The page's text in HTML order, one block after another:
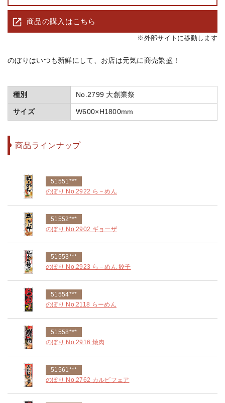
商品の購入はこちら
※外部サイトに移動します
のぼりはいつも新鮮にして、お店は元気に商売繁盛！
種別 No.2799 大創業祭
サイズ W600×H1800mm
商品ラインナップ
51551***
のぼり No.2922 ら－めん
51552***
のぼり No.2902 ギョーザ
51553***
のぼり No.2923 ら－めん 餃子
51554***
のぼり No.2118 らーめん
51558***
のぼり No.2916 焼肉
51561***
のぼり No.2762 カルビフェア